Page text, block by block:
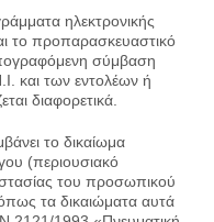
ηλεκτρονικής
το προπαρασκευαστικό
σύμβαση
και των εντολέων ή
διαφορετικά.
το δικαίωμα
(περιουσιακό
του προσωπικού
τα δικαιώματα αυτά